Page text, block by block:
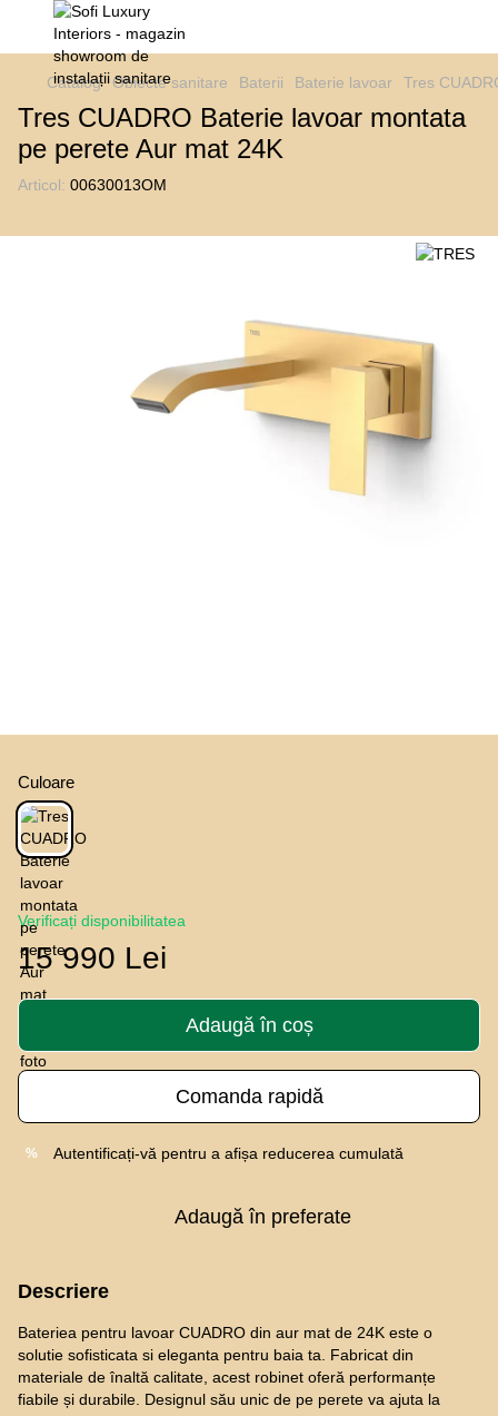
Catalog Obiecte sanitare Baterii Baterie lavoar Tres
Tres CUADRO Baterie lavoar montata
pe perete Aur mat 24K
Articol: 00630013OM
Culoare
Verificați disponibilitatea
15 990 Lei
Adaugă în coș
Comanda rapidă
% Autentificați-vă pentru a afișa reducerea cumulată
Adaugă în preferate
Descriere
Bateriea pentru lavoar CUADRO din aur mat de 24K este o
solutie sofisticata si eleganta pentru baia ta. Fabricat din
materiale de înaltă calitate, acest robinet oferă performanțe
fiabile și durabile. Designul său unic de pe perete va ajuta la